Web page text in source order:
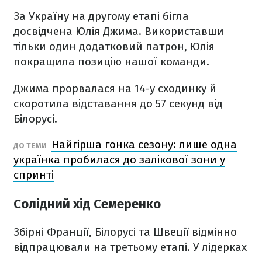
За Україну на другому етапі бігла
досвідчена Юлія Джима. Використавши
тільки один додатковий патрон, Юлія
покращила позицію нашої команди.
Джима прорвалася на 14-у сходинку й
скоротила відставання до 57 секунд від
Білорусі.
ДО ТЕМИ
Найгірша гонка сезону: лише одна
українка пробилася до залікової зони у
спринті
Солідний хід Семеренко
Збірні Франції, Білорусі та Швеції відмінно
відпрацювали на третьому етапі. У лідерках